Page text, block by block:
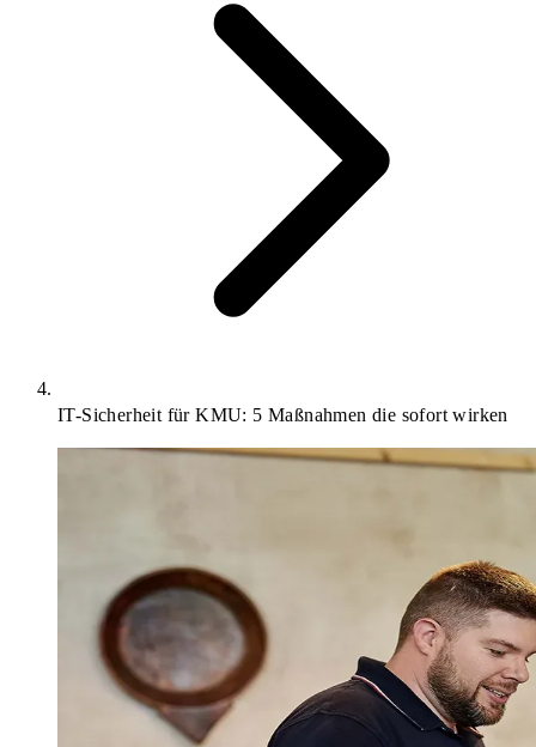
IT-Sicherheit für KMU: 5 Maßnahmen die sofort wirken